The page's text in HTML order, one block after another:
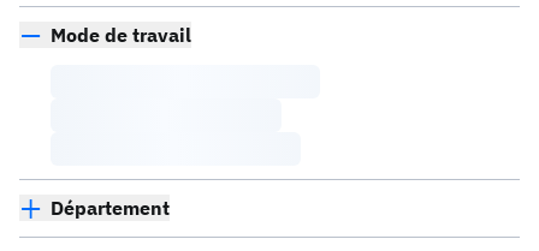
Mode de travail
Département